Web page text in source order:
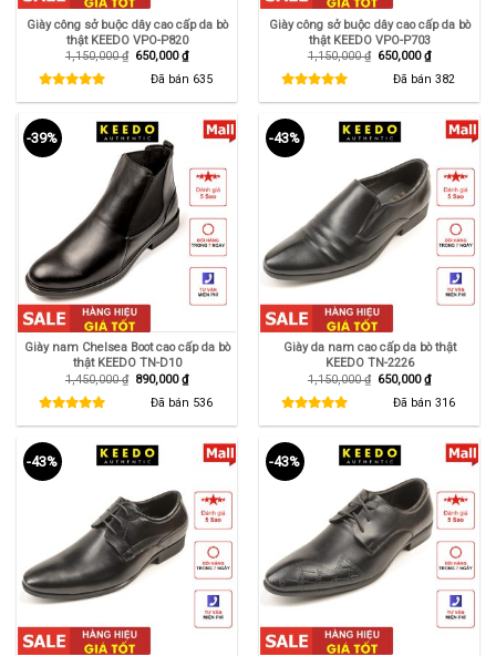
Giày công sở buộc dây cao cấp da bò
thật KEEDO VPO-P820
1,150,000₫ Giá
1,150,000 ₫.
650,000₫Giá
hiện
tại
là:
650,000 ₫.
Đã bán 635
Giày công sở buộc dây cao cấp da bò
thật KEEDO VPO-P703
1,150,000₫ Giá
1,150,000 ₫.
650,000₫Giá
hiện
tại
là:
650,000 ₫.
Đã bán 382
-39%
Giày nam Chelsea Boot cao cấp da bò
thật KEEDO TN-D10
1,450,000₫ Giá
1,450,000 ₫.
890,000₫Giá
hiện
tại
là:
Đã bán 536
-43%
Giày da nam cao cấp da bò thật
KEEDO TN-2226
1,150,000₫ Giá
1,150,000 ₫.
650,000₫Giá
hiện
tại
là:
Đã bán 316
-43% -43%